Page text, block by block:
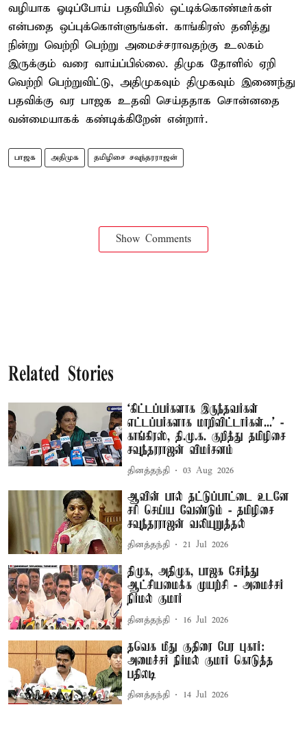
வழியாக ஓடிப்போய் பதவியில் ஒட்டிக்கொண்டீர்கள்
என்பதை ஒப்புக்கொள்ளுங்கள். காங்கிரஸ் தனித்து
நின்று வெற்றி பெற்று அமைச்சராவதற்கு உலகம்
இருக்கும் வரை வாய்ப்பில்லை. திமுக தோளில் ஏறி
வெற்றி பெற்றுவிட்டு, அதிமுகவும் திமுகவும் இணைந்து
பதவிக்கு வர பாஜக உதவி செய்ததாக சொன்னதை
வன்மையாகக் கண்டிக்கிறேன் என்றார்.
பாஜக அதிமுக தமிழிசை சவுந்தரராஜன்
Show Comments
Related Stories
‘கிட்டப்பர்களாக இருந்தவர்கள்
எட்டப்பர்களாக மாறிவிட்டார்கள்...’ -
காங்கிரஸ், தி.மு.க. குறித்து தமிழிசை
சவுந்தரராஜன் விமர்சனம்
தினத்தந்தி 03 Aug 2026
ஆவின் பால் தட்டுப்பாட்டை உடனே
சரி செய்ய வேண்டும் - தமிழிசை
சவுந்தரராஜன் வலியுறுத்தல்
தினத்தந்தி 21 Jul 2026
திமுக, அதிமுக, பாஜக சேர்ந்து
ஆட்சியமைக்க முயற்சி - அமைச்சர்
நிர்மல் குமார்
தினத்தந்தி 16 Jul 2026
தவெக மீது குதிரை பேர புகார்:
அமைச்சர் நிர்மல் குமார் கொடுத்த
பதிலடி
தினத்தந்தி 14 Jul 2026